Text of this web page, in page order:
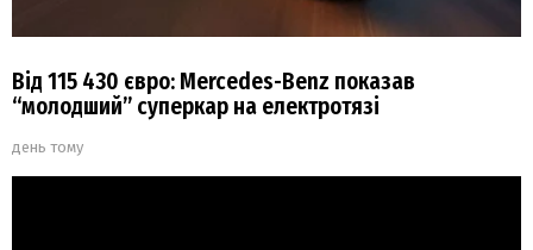
Від 115 430 євро: Mercedes-Benz показав
“молодший” суперкар на електротязі
день тому